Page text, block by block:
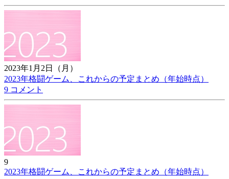
2023年1月2日（月）
2023年格闘ゲーム、これからの予定まとめ（年始時点）
9 コメント
9
2023年格闘ゲーム、これからの予定まとめ（年始時点）